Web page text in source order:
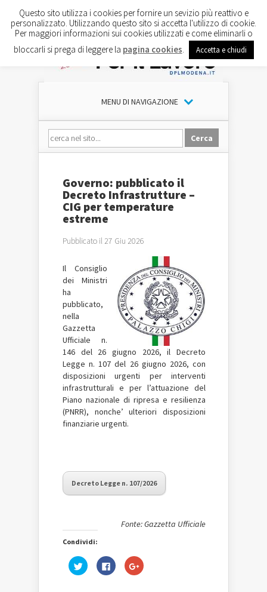
MENU DI NAVIGAZIONE
Governo: pubblicato il
Decreto Infrastrutture –
CIG per temperature
estreme
Pubblicato il 27 Giu 2026
Il Consiglio
dei Ministri
ha
pubblicato,
nella
Gazzetta
Ufficiale n.
146 del 26 giugno 2026, il Decreto
Legge n. 107 del 26 giugno 2026, con
disposizioni urgenti per interventi
infrastrutturali e per l’attuazione del
Piano nazionale di ripresa e resilienza
(PNRR), nonche’ ulteriori disposizioni
finanziarie urgenti.
Decreto Legge n. 107/2026
Fonte: Gazzetta Ufficiale
Condividi:
Fai
clic
Fai
clic
Fai
clic
Questo sito utilizza i cookies per fornire un sevizio più reattivo e
personalizzato. Utilizzando questo sito si accetta l'utilizzo di cookie.
Per maggiori informazioni sui cookies utilizzati e come eliminarli o
bloccarli si prega di leggere la pagina cookies Accetta e chiudi